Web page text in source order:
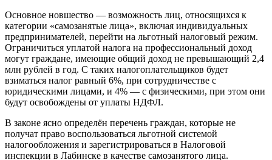
Основное новшество — возможность лиц, относящихся к
категории «самозанятые лица», включая индивидуальных
предпринимателей, перейти на льготный налоговый режим.
Ограничиться уплатой налога на профессиональный доход
могут граждане, имеющие общий доход не превышающий 2,4
млн рублей в год. С таких налогоплательщиков будет
взиматься налог равный 6%, при сотрудничестве с
юридическими лицами, и 4% — с физическими, при этом они
будут освобождены от уплаты НДФЛ.
В законе ясно определён перечень граждан, которые не
получат право воспользоваться льготной системой
налогообложения и зарегистрироваться в Налоговой
инспекции в Лабинске в качестве самозанятого лица.